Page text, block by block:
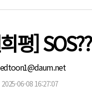
평] SOS??
edtoon1@daum.net
2025-06-08 16:27:07